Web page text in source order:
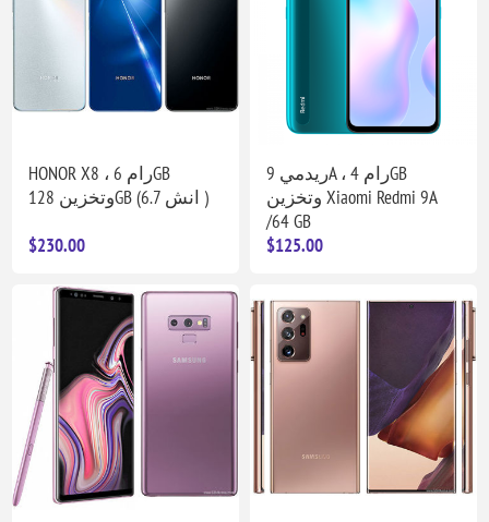
HONOR X8 ، رام 6GB
وتخزين 128GB (6.7 انش )
$230.00
ريدمي 9A ، رام 4GB
وتخزين Xiaomi Redmi 9A
/64 GB
$125.00